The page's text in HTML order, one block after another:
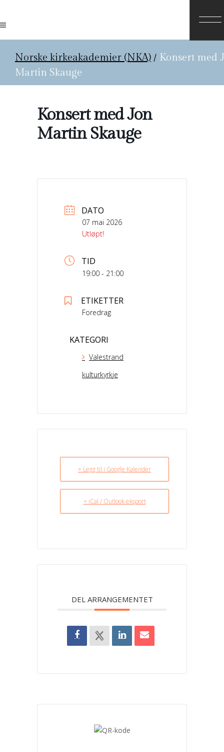
Norske kirkeakademier (NKA) / Konsert med
Martin Skauge
Konsert med Jon
Martin Skauge
DATO
07 mai 2026
Utløpt!
TID
19:00 - 21:00
ETIKETTER
Foredrag
KATEGORI
Valestrand
kulturkyrkje
+ Legg til i Google Kalender
+ iCal / Outlook eksport
DEL ARRANGEMENTET